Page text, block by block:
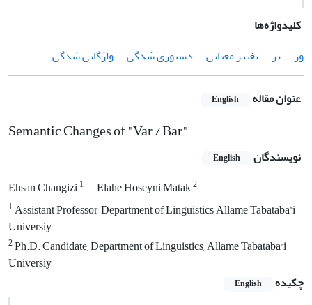
کلیدواژه‌ها
ور
بر تغییر معنایی دستوری شدگی واژگانی شدگی
عنوان مقاله English
Semantic Changes of "Var / Bar"
نویسندگان English
Ehsan Changizi1 Elahe Hoseyni Matak2
1Assistant Professor, Department of Linguistics Allame Tabataba’i
Universiy
2Ph.D. Candidate, Department of Linguistics, Allame Tabataba’i
Universiy
چکیده
English